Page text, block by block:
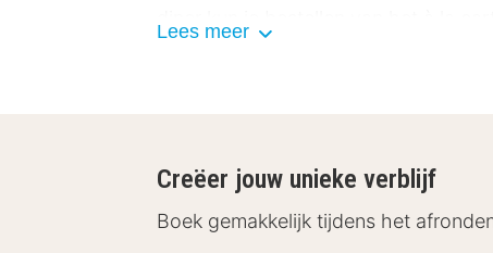
Western Hotel Park Astoria beschikt
hebben een televisie, gratis Wi-Fi
Lees meer
Creëer jouw unieke verblijf
Boek gemakkelijk tijdens het